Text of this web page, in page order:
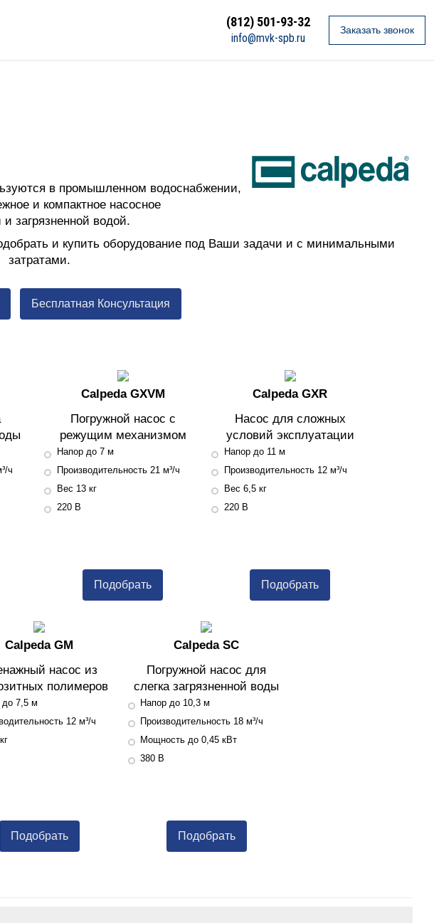
(812) 501-93-32
info@mvk-spb.ru
Заказать звонок
в промышленном водоснабжении,
и компактное насосное
загрязненной водой.
и купить оборудование под Ваши задачи и с минимальными
затратами.
Бесплатная Консультация
ч
Calpeda GXVM
Погружной насос с
режущим механизмом
Напор до 7 м
Производительность 21 м³/ч
Вес 13 кг
220 В
Подобрать
Calpeda GXR
Насос для сложных
условий эксплуатации
Напор до 11 м
Производительность 12 м³/ч
Вес 6,5 кг
220 В
Подобрать
Calpeda GM
насос из
полимеров
до 7,5 м
12 м³/ч
Подобрать
Calpeda SC
Погружной насос для
слегка загрязненной воды
Напор до 10,3 м
Производительность 18 м³/ч
Мощность до 0,45 кВт
380 В
Подобрать